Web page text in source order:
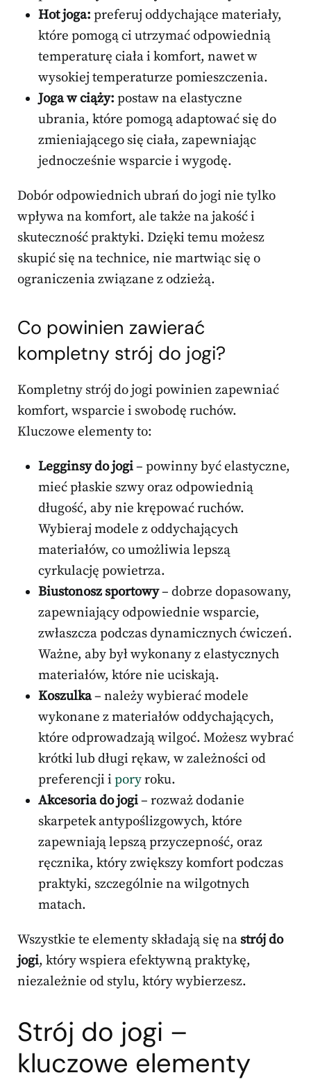
Hot joga: preferuj oddychające materiały,
które pomogą ci utrzymać odpowiednią
temperaturę ciała i komfort, nawet w
wysokiej temperaturze pomieszczenia.
Joga w ciąży: postaw na elastyczne
ubrania, które pomogą adaptować się do
zmieniającego się ciała, zapewniając
jednocześnie wsparcie i wygodę.
Dobór odpowiednich ubrań do jogi nie tylko
wpływa na komfort, ale także na jakość i
skuteczność praktyki. Dzięki temu możesz
skupić się na technice, nie martwiąc się o
ograniczenia związane z odzieżą.
Co powinien zawierać
kompletny strój do jogi?
Kompletny strój do jogi powinien zapewniać
komfort, wsparcie i swobodę ruchów.
Kluczowe elementy to:
Legginsy do jogi– powinny być elastyczne,
mieć płaskie szwy oraz odpowiednią
długość, aby nie krępować ruchów.
Wybieraj modele z oddychających
materiałów, co umożliwia lepszą
cyrkulację powietrza.
Biustonosz sportowy– dobrze dopasowany,
zapewniający odpowiednie wsparcie,
zwłaszcza podczas dynamicznych ćwiczeń.
Ważne, aby był wykonany z elastycznych
materiałów, które nie uciskają.
Koszulka– należy wybierać modele
wykonane z materiałów oddychających,
które odprowadzają wilgoć. Możesz wybrać
krótki lub długi rękaw, w zależności od
preferencji i poryroku.
Akcesoria do jogi– rozważ dodanie
skarpetek antypoślizgowych, które
zapewniają lepszą przyczepność, oraz
ręcznika, który zwiększy komfort podczas
praktyki, szczególnie na wilgotnych
matach.
Wszystkie te elementy składają się na strój do
jogi, który wspiera efektywną praktykę,
niezależnie od stylu, który wybierzesz.
Strój do jogi –
kluczowe elementy